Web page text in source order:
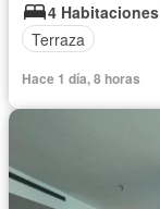
4 Habitaciones
Terraza
Hace 1 día, 8 horas